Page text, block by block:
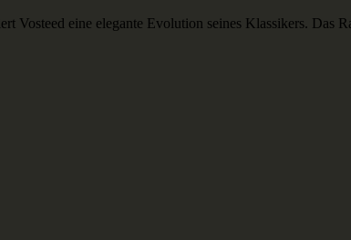
Vosteed eine elegante Evolution seines Klassikers.